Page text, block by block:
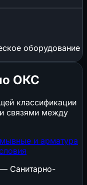
оборудование
ОКС
классификации
связями между
и арматура
Санитарно-